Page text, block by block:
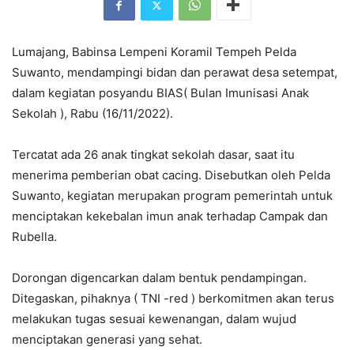
Lumajang, Babinsa Lempeni Koramil Tempeh Pelda
Suwanto, mendampingi bidan dan perawat desa setempat,
dalam kegiatan posyandu BIAS( Bulan Imunisasi Anak
Sekolah ), Rabu (16/11/2022).
Tercatat ada 26 anak tingkat sekolah dasar, saat itu
menerima pemberian obat cacing. Disebutkan oleh Pelda
Suwanto, kegiatan merupakan program pemerintah untuk
menciptakan kekebalan imun anak terhadap Campak dan
Rubella.
Dorongan digencarkan dalam bentuk pendampingan.
Ditegaskan, pihaknya ( TNI -red ) berkomitmen akan terus
melakukan tugas sesuai kewenangan, dalam wujud
menciptakan generasi yang sehat.